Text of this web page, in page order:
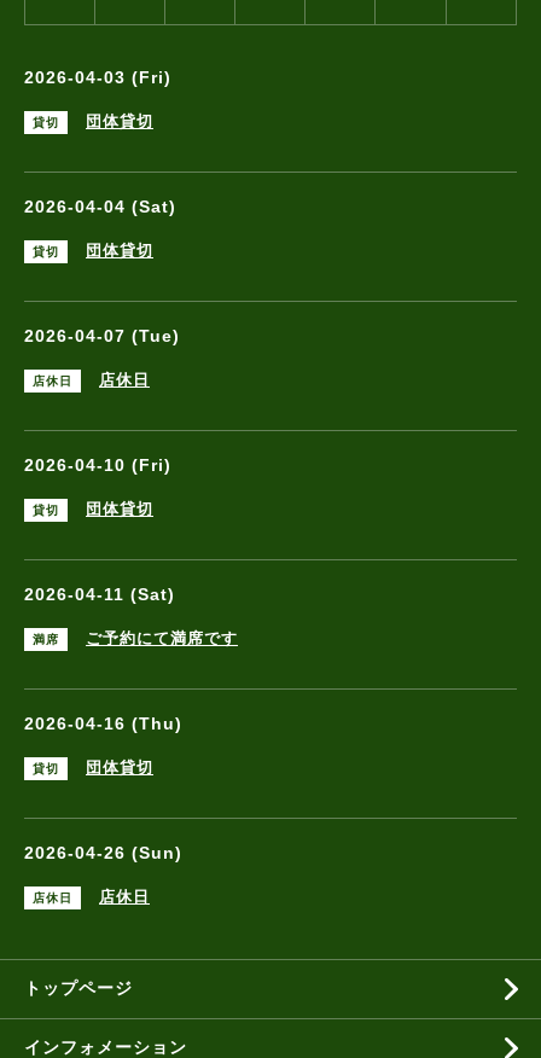
2026-04-03 (Fri)
貸切 団体貸切
2026-04-04 (Sat)
貸切 団体貸切
2026-04-07 (Tue)
店休日 店休日
2026-04-10 (Fri)
貸切 団体貸切
2026-04-11 (Sat)
満席 ご予約にて満席です
2026-04-16 (Thu)
貸切 団体貸切
2026-04-26 (Sun)
店休日 店休日
トップページ
インフォメーション